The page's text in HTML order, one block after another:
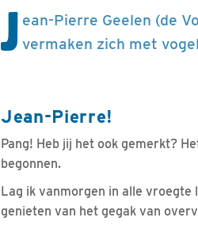
J ean-Pierre Geelen (de
vermaken zich met
Jean-Pierre!
Pang! Heb jij het ook gemerkt?
begonnen.
Lag ik vanmorgen in alle vroegte
genieten van het gegak van